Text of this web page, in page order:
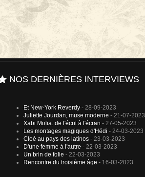
NOS DERNIÈRES INTERVIEWS
Et New-York Reverdy - 28-09-2023
Juliette Jourdan, muse moderne - 21-07-2023
Xabi Molia: de l'écrit à l'écran - 27-05-2023
Les montages magiques d'Hédi - 24-03-2023
Cloé au pays des latinos - 23-03-2023
D'une femme à l'autre - 22-03-2023
Un brin de folie - 22-03-2023
Rencontre du troisième âge - 16-03-2023